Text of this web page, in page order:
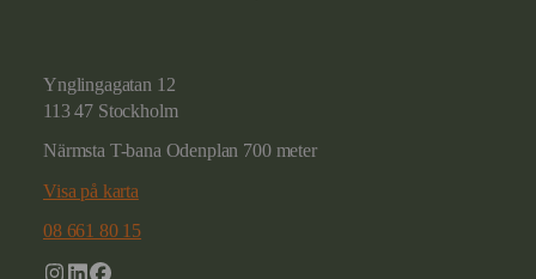
Ynglingagatan 12
113 47 Stockholm
Närmsta T-bana Odenplan 700 meter
Visa på karta
08 661 80 15